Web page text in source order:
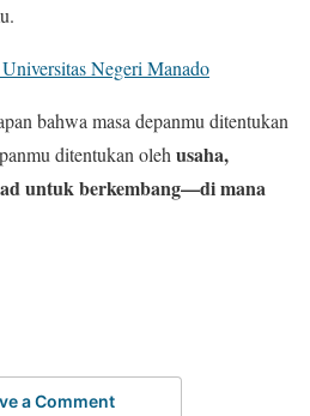
Negeri Manado
bahwa masa depanmu ditentukan
ditentukan oleh usaha,
untuk berkembang—di mana
a Comment